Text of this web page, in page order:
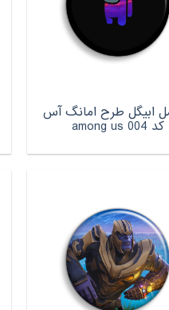
ابیگل طرح امانگ آس
کد among us 004